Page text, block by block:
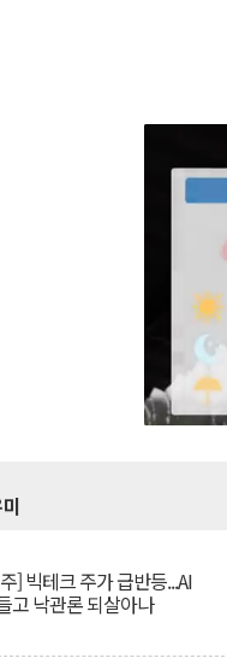
] 빅테크 주가 급반등...AI
고 낙관론 되살아나